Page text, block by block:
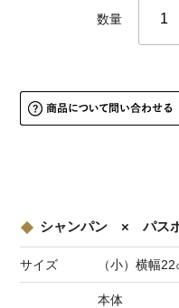
数量
シャンパン × パスポ
サイズ （小）横幅
本体